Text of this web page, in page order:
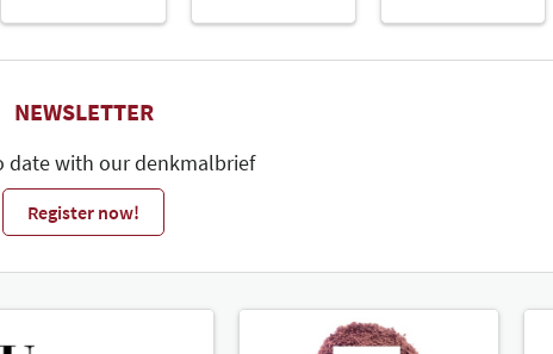
NEWSLETTER
date with our denkmalbrief
Register now!